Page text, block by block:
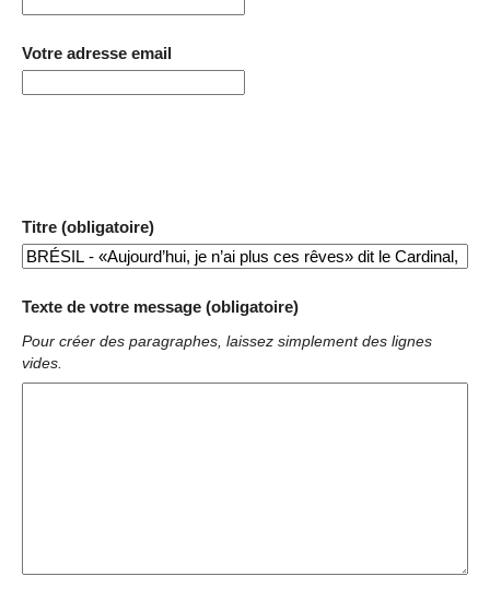
Votre adresse email
Titre (obligatoire)
Texte de votre message (obligatoire)
Pour créer des paragraphes, laissez simplement des lignes
vides.